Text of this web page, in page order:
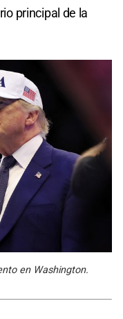
principal de la
en Washington.